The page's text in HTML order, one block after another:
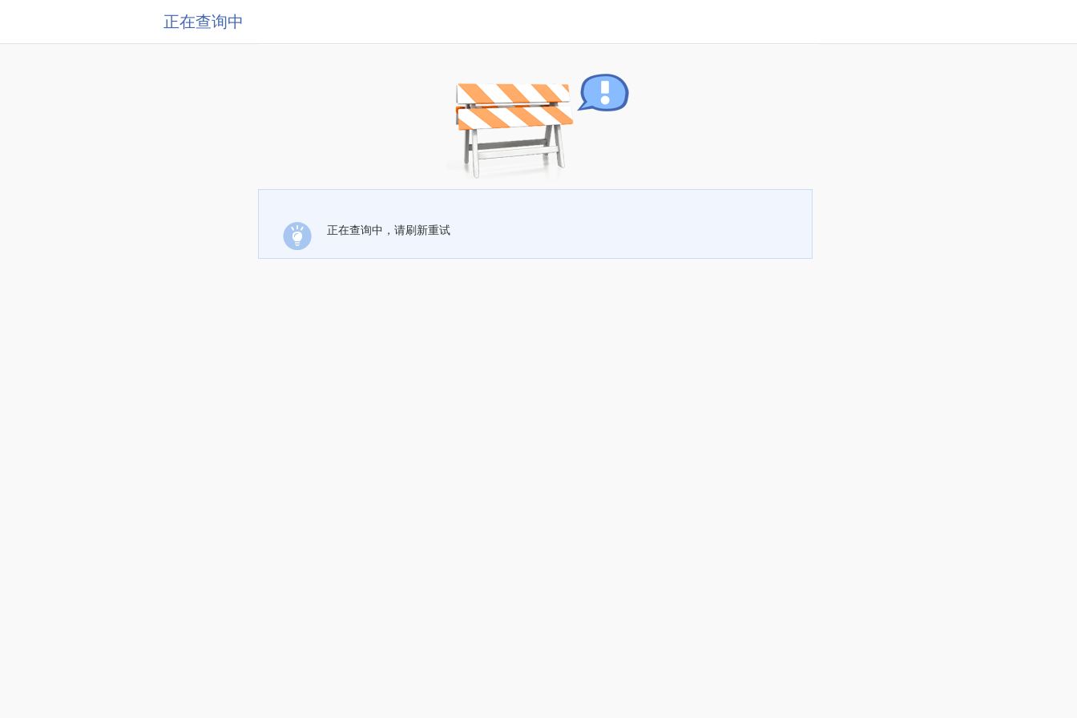
正在查询中
正在查询中，请刷新重试